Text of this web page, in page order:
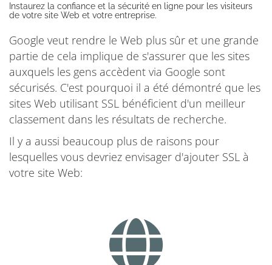
Instaurez la confiance et la sécurité en ligne pour les visiteurs
de votre site Web et votre entreprise.
Google veut rendre le Web plus sûr et une grande
partie de cela implique de s'assurer que les sites
auxquels les gens accèdent via Google sont
sécurisés. C'est pourquoi il a été démontré que les
sites Web utilisant SSL bénéficient d'un meilleur
classement dans les résultats de recherche.
Il y a aussi beaucoup plus de raisons pour
lesquelles vous devriez envisager d'ajouter SSL à
votre site Web: